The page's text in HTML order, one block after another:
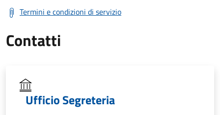
Termini e condizioni di servizio
Contatti
Ufficio Segreteria